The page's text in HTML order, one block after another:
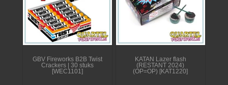
GBV Fireworks B2B Twist
Crackers | 30 stuks
[WEC1101]
KATAN Lazer flash
(RESTANT 2024)
(OP=OP) [KAT1220]